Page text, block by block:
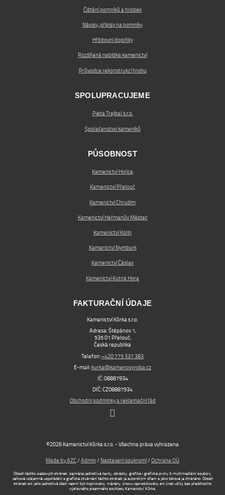
Čištění pomníků a hrobek
Nápisy, přípisy na pomníky
Hřbitovní doplňky
Rozšířená nabídka kamenictví
Průvodce rekonstrukcí hrobu
SPOLUPRACUJEME
Pieta Trejbal s.r.o.
Společenstvo kameníků
PŮSOBNOST
Kamenictví Holice
Kamenictví Přelouč
Kamenictví Chrudim
Kamenictví Heřmanův Městec
Kamenictví Kolín
Kamenictví Nymburk
Kamenictví Čáslav
Kamenictví Kutná Hora
FAKTURAČNÍ ÚDAJE
Kamenictví Kůrka s.r.o.
Adresa: Štěpánov 1,
535 01 Přelouč,
Česká republika
Telefon:+420 775 337 383
E-mail:kurka@kamenovyroba.cz
IČ: 08887934
DIČ: CZ08887934
Obchodní podmínky a reklamační řád
©2026 Kamenictví Kůrka s.r.o. - Všechna práva vyhrazena
Made by AZC/Admin/Nastavení soukromí/Ochrana OÚ
Obsah těchto webových stránek, zejména jednotlivé texty, obrázky, grafika i grafické prvky či multimediální soubory,
celkové vzájemné uspořádání a grafické ztvárnění těchto stránek je autorským dílem a jako takové je chráněno. Obsah
stránek ani jeho jednotlivé části nesmí být kopírovány, měněny, znovu reprodukovány ani jinak užity bez předchozího
výslovného písemného souhlasu Kamenictví Kůrka.